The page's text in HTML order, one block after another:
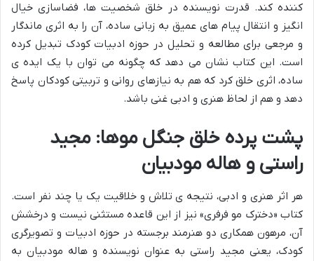
کننده کند. قدرت نویسنده در خلق شخصیت ها، فضاسازی خیال
انگیز و انتقال پیام های عمیق به زبانی ساده، آن را به اثری ماندگار
و مرجعی برای مطالعه و تحلیل در حوزه ادبیات کودک تبدیل کرده
است. این کتاب نشان می دهد که چگونه می توان با یک ایده ی
ساده، اثری خلق کرد که هم به نیازهای روانی و تربیتی کودکان پاسخ
دهد و هم از لحاظ هنری و ادبی غنی باشد.
پشت پرده خلق جنگل موها: مجید
راستی و هاله مودبیان
هر اثر هنری و ادبی، نتیجه ی تلاش و خلاقیت یک یا چند نفر است.
کتاب «دخترک مو فرفری» نیز از این قاعده مستثنی نیست و درخشش
آن، مرهون همکاری دو هنرمند برجسته در حوزه ادبیات و تصویرگری
کودک، یعنی مجید راستی به عنوان نویسنده و هاله مودبیان به